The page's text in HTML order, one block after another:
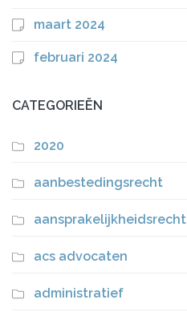
maart 2024
februari 2024
CATEGORIEËN
2020
aanbestedingsrecht
aansprakelijkheidsrecht
acs advocaten
administratief